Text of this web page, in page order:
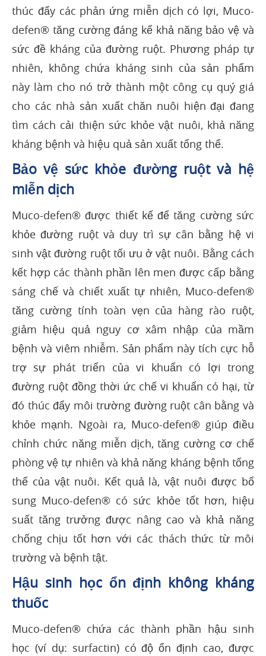
thúc đẩy các phản ứng miễn dịch có lợi, Muco-
defen® tăng cường đáng kể khả năng bảo vệ và
sức đề kháng của đường ruột. Phương pháp tự
nhiên, không chứa kháng sinh của sản phẩm
này làm cho nó trở thành một công cụ quý giá
cho các nhà sản xuất chăn nuôi hiện đại đang
tìm cách cải thiện sức khỏe vật nuôi, khả năng
kháng bệnh và hiệu quả sản xuất tổng thể.
Bảo vệ sức khỏe đường ruột và hệ
miễn dịch
Muco-defen® được thiết kế để tăng cường sức
khỏe đường ruột và duy trì sự cân bằng hệ vi
sinh vật đường ruột tối ưu ở vật nuôi. Bằng cách
kết hợp các thành phần lên men được cấp bằng
sáng chế và chiết xuất tự nhiên, Muco-defen®
tăng cường tính toàn vẹn của hàng rào ruột,
giảm hiệu quả nguy cơ xâm nhập của mầm
bệnh và viêm nhiễm. Sản phẩm này tích cực hỗ
trợ sự phát triển của vi khuẩn có lợi trong
đường ruột đồng thời ức chế vi khuẩn có hại, từ
đó thúc đẩy môi trường đường ruột cân bằng và
khỏe mạnh. Ngoài ra, Muco-defen® giúp điều
chỉnh chức năng miễn dịch, tăng cường cơ chế
phòng vệ tự nhiên và khả năng kháng bệnh tổng
thể của vật nuôi. Kết quả là, vật nuôi được bổ
sung Muco-defen® có sức khỏe tốt hơn, hiệu
suất tăng trưởng được nâng cao và khả năng
chống chịu tốt hơn với các thách thức từ môi
trường và bệnh tật.
Hậu sinh học ổn định không kháng
thuốc
Muco-defen® chứa các thành phần hậu sinh
học (ví dụ: surfactin) có độ ổn định cao, được